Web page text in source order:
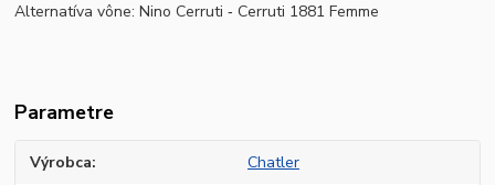
Alternatíva vône:Nino Cerruti ‐ Cerruti 1881 Femme
Parametre
Výrobca Chatler